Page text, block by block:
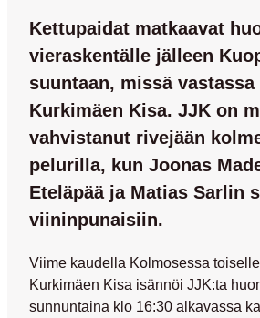
Kettupaidat matkaavat
vieraskentälle jälleen
suuntaan, missä vastassa
Kurkimäen Kisa. JJK on
vahvistanut rivejään
pelurilla, kun Joonas
Eteläpää ja Matias Sarlin
viininpunaisiin.
Viime kaudella Kolmosessa
Kurkimäen Kisa isännöi JJK:ta
sunnuntaina klo 16:30 alkavassa